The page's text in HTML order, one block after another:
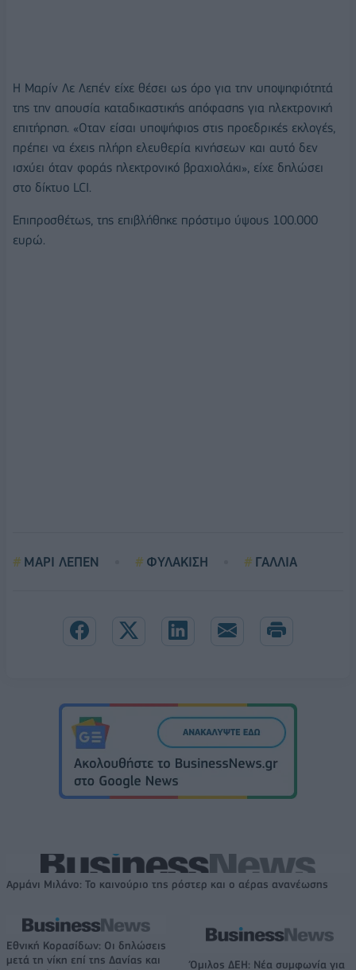
Η Μαρίν Λε Λεπέν είχε θέσει ως όρο για την υποψηφιότητά
της την απουσία καταδικαστικής απόφασης για ηλεκτρονική
επιτήρηση. «Οταν είσαι υποψήφιος στις προεδρικές εκλογές,
πρέπει να έχεις πλήρη ελευθερία κινήσεων και αυτό δεν
ισχύει όταν φοράς ηλεκτρονικό βραχιολάκι», είχε δηλώσει
στο δίκτυο LCI.
Επιπρoσθέτως, της επιβλήθηκε πρόστιμο ύψους 100.000
ευρώ.
ΜΑΡΙ ΛΕΠΕΝ ΦΥΛΑΚΙΣΗ ΓΑΛΛΙΑ
Αρμάνι Μιλάνο: Το καινούριο της ρόστερ και ο αέρας ανανέωσης
Εθνική Κορασίδων: Οι δηλώσεις
μετά τη νίκη επί της Δανίας και
Όμιλος ΔΕΗ: Νέα συμφωνία για